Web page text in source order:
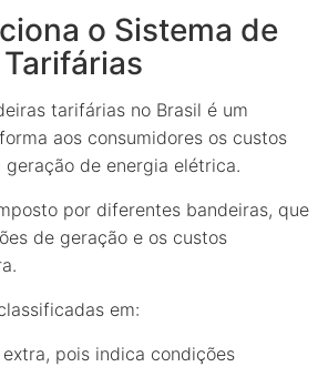
o Sistema de
tarifárias no Brasil é um
aos consumidores os custos
geração de energia elétrica.
por diferentes bandeiras, que
de geração e os custos
em:
pois indica condições